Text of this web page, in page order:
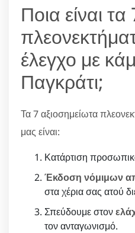
Ποια είναι
έλεγχο με
Παγκράτι;
Τα 7 αξιοσημείωτα
μας είναι:
Κατάρτιση
Έκδοση νόμιμων
στα χέρια σας ατού
Σπεύδουμε στον
τον ανταγωνισμό.